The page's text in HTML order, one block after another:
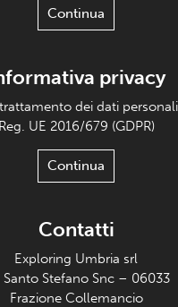
Continua
privacy
dei dati
Reg. UE 2016/679 (GDPR)
Continua
Contatti
Exploring Umbria srl
Santo Stefano Snc – 06033
Frazione Collemancio